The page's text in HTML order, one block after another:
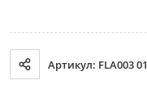
Артикул: FLA003 01